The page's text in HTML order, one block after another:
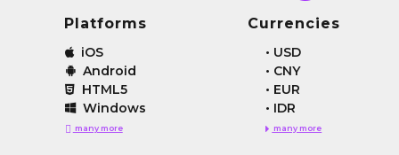
Platforms
iOS
Android
HTML5
Windows
many more
Currencies
• USD
• CNY
• EUR
• IDR
many more